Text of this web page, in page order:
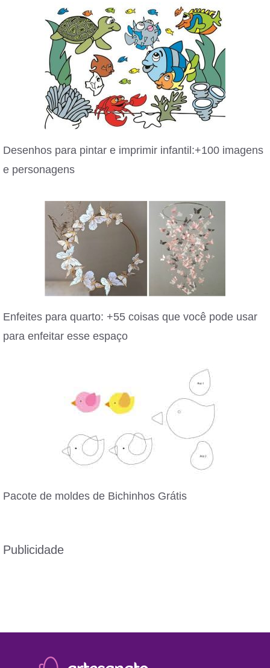
Desenhos para pintar e imprimir infantil:+100 imagens
e personagens
Enfeites para quarto: +55 coisas que você pode usar
para enfeitar esse espaço
Pacote de moldes de Bichinhos Grátis
Publicidade